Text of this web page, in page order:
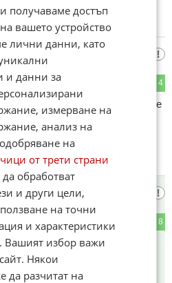
4
ли , какво е , .....Много черно ,бе
8
увличай в излишни щуротии !
получаваме достъп
вашето устройство
лични данни, като
и данни за
измерване на
анализ на
на
от трети страни
обработват
и други цели,
на точни
и характеристики
Вашият избор важи
Някои
да разчитат на